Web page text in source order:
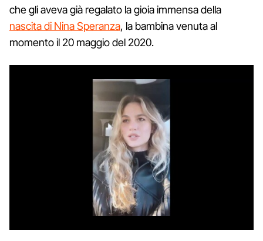
che gli aveva già regalato la gioia immensa della
nascita di Nina Speranza, la bambina venuta al
momento il 20 maggio del 2020.